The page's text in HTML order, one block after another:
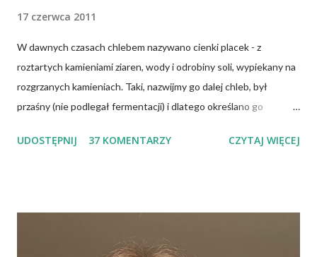
17 czerwca 2011
W dawnych czasach chlebem nazywano cienki placek - z
roztartych kamieniami ziaren, wody i odrobiny soli, wypiekany na
rozgrzanych kamieniach. Taki, nazwijmy go dalej chleb, był
przaśny (nie podlegał fermentacji) i dlatego określano go
podpłomykami. Hindusi mówią o nim czapatti, Żydzi maca, a
przeciwieństwie do świeżego pieczywa na drożdżach czy
UDOSTĘPNIJ 37 KOMENTARZY CZYTAJ WIĘCEJ